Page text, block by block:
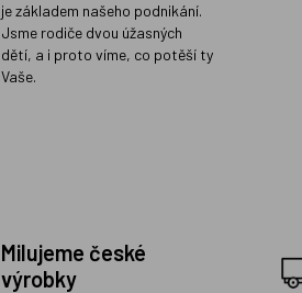
je základem našeho podnikání.
Jsme rodiče dvou úžasných
dětí, a i proto víme, co potěší ty
Vaše.
Milujeme české
výrobky